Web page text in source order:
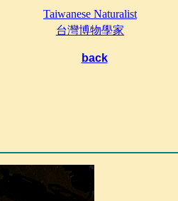
Taiwanese Naturalist
台灣博物學家
back